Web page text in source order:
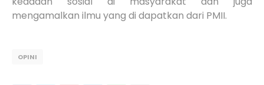
mengamalkan ilmu yang di dapatkan dari PMII.
OPINI